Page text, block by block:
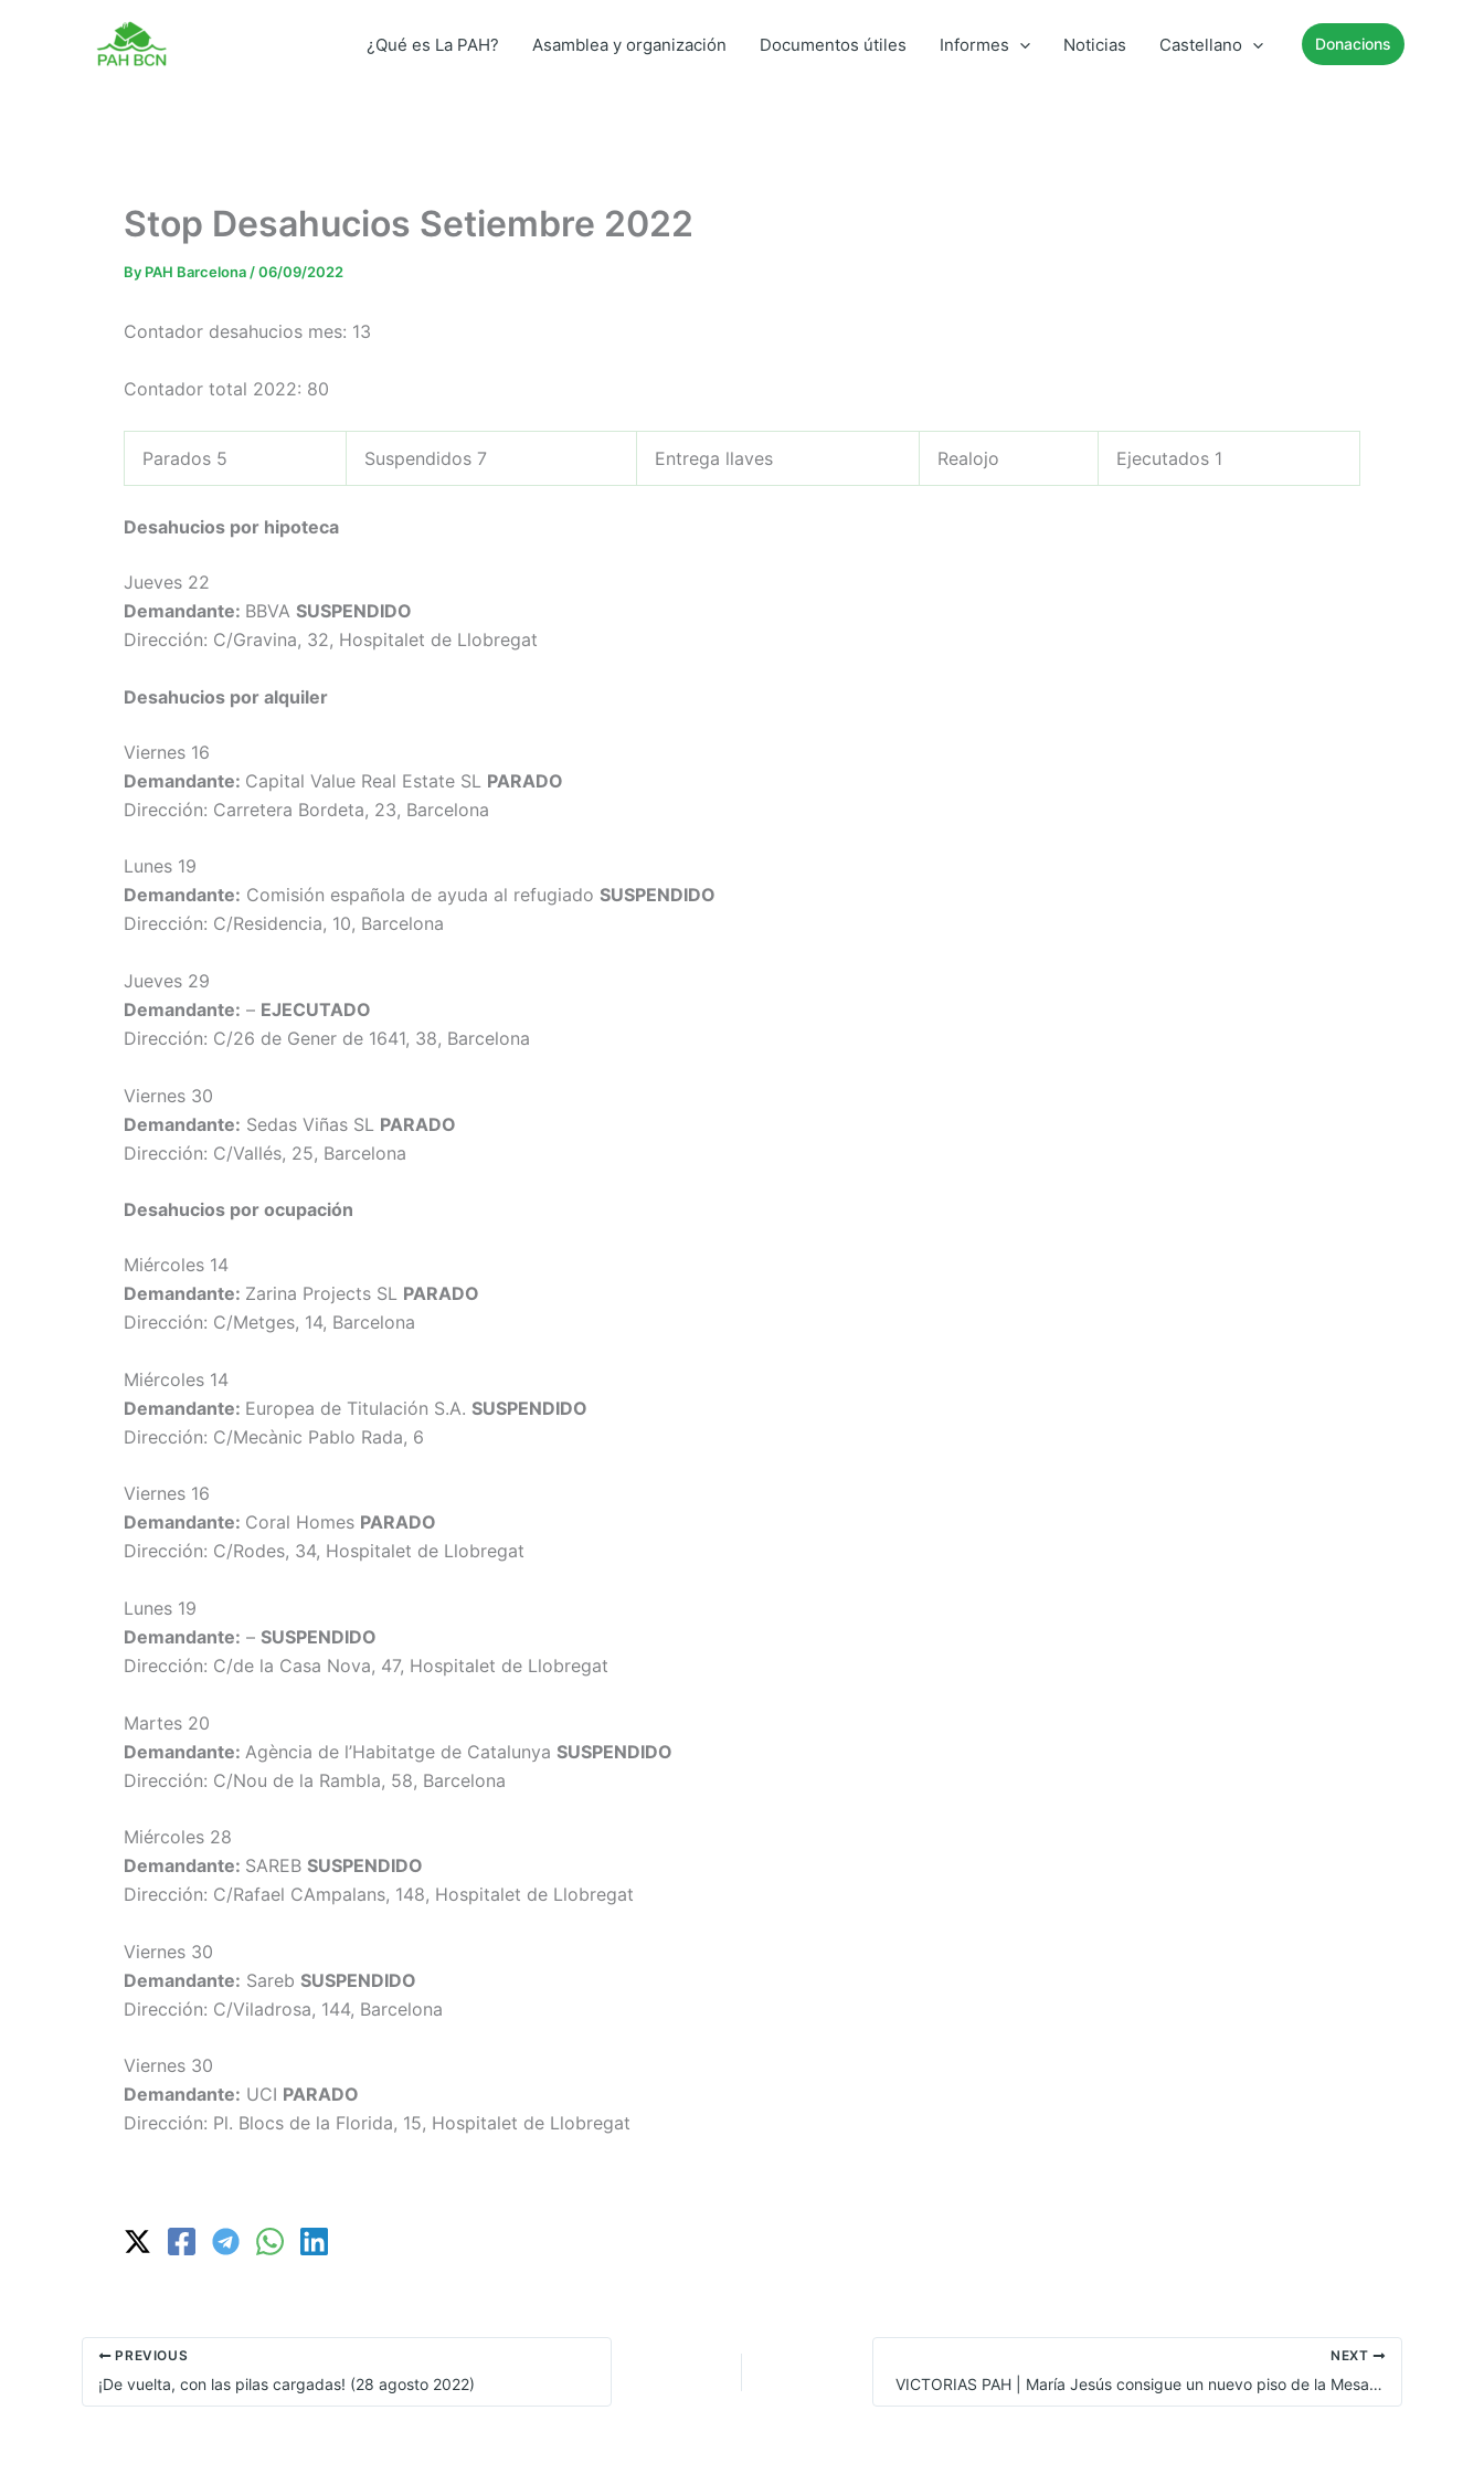
¿Qué es La PAH? Asamblea y organización Documentos útiles Informes Noticias Castellano Donacions
Stop Desahucios Setiembre 2022
By PAH Barcelona /06/09/2022
Contador desahucios mes: 13
Contador total 2022: 80
Parados 5 Suspendidos 7 Entrega llaves Realojo Ejecutados 1
Desahucios por hipoteca
Jueves 22
Demandante: BBVA SUSPENDIDO
Dirección: C/Gravina, 32, Hospitalet de Llobregat
Desahucios por alquiler
Viernes 16
Demandante: Capital Value Real Estate SL PARADO
Dirección: Carretera Bordeta, 23, Barcelona
Lunes 19
Demandante: Comisión española de ayuda al refugiado SUSPENDIDO
Dirección: C/Residencia, 10, Barcelona
Jueves 29
Demandante: – EJECUTADO
Dirección: C/26 de Gener de 1641, 38, Barcelona
Viernes 30
Demandante: Sedas Viñas SL PARADO
Dirección: C/Vallés, 25, Barcelona
Desahucios por ocupación
Miércoles 14
Demandante: Zarina Projects SL PARADO
Dirección: C/Metges, 14, Barcelona
Miércoles 14
Demandante: Europea de Titulación S.A. SUSPENDIDO
Dirección: C/Mecànic Pablo Rada, 6
Viernes 16
Demandante: Coral Homes PARADO
Dirección: C/Rodes, 34, Hospitalet de Llobregat
Lunes 19
Demandante: – SUSPENDIDO
Dirección: C/de la Casa Nova, 47, Hospitalet de Llobregat
Martes 20
Demandante: Agència de l’Habitatge de Catalunya SUSPENDIDO
Dirección: C/Nou de la Rambla, 58, Barcelona
Miércoles 28
Demandante: SAREB SUSPENDIDO
Dirección: C/Rafael CAmpalans, 148, Hospitalet de Llobregat
Viernes 30
Demandante: Sareb SUSPENDIDO
Dirección: C/Viladrosa, 144, Barcelona
Viernes 30
Demandante: UCI PARADO
Dirección: Pl. Blocs de la Florida, 15, Hospitalet de Llobregat
PREVIOUS
¡De vuelta, con las pilas cargadas! (28 agosto 2022)
NEXT
VICTORIAS PAH | María Jesús consigue un nuevo piso de la Mesa de Emergencia